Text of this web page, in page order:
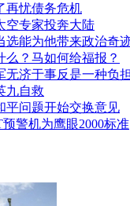
再忧债务危机
空专家投奔大陆
选能为他带来政治奇
么？马如何给福报？
无济于事反是一种负担
九自救
平问题开始交换意见
预警机为鹰眼2000标准